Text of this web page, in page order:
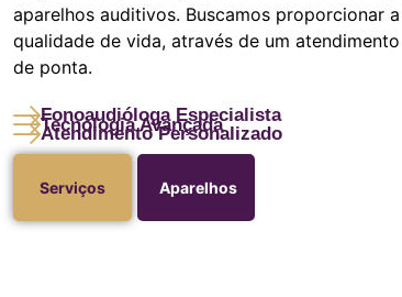
aparelhos auditivos. Buscamos proporcionar
qualidade de vida, através de um
de ponta.
Fonoaudióloga Especialista
Tecnologia Avançada
Atendimento Personalizado
Serviços Aparelhos